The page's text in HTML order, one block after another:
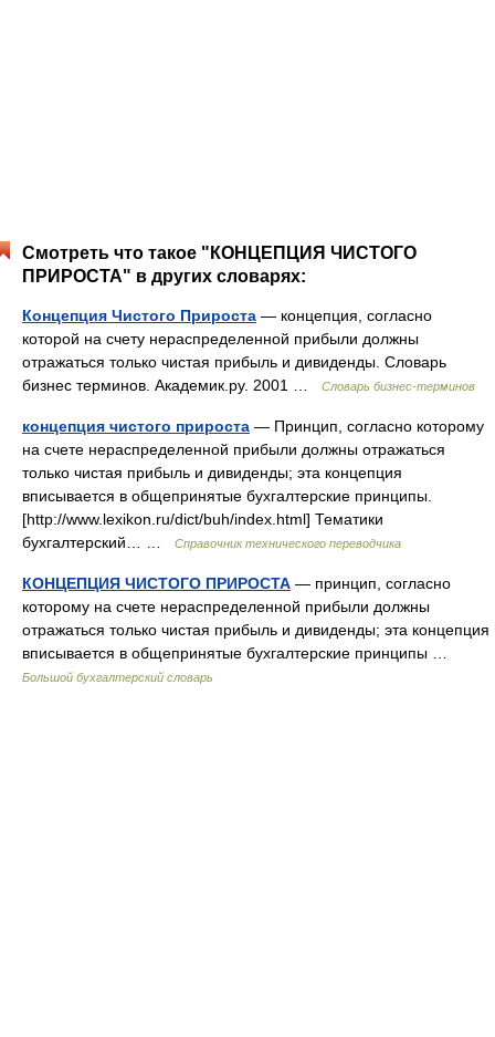
Смотреть что такое "КОНЦЕПЦИЯ ЧИСТОГО
ПРИРОСТА" в других словарях:
Концепция Чистого Прироста — концепция, согласно
которой на счету нераспределенной прибыли должны
отражаться только чистая прибыль и дивиденды. Словарь
бизнес терминов. Академик.ру. 2001 …
Словарь бизнес-терминов
концепция чистого прироста — Принцип, согласно которому
на счете нераспределенной прибыли должны отражаться
только чистая прибыль и дивиденды; эта концепция
вписывается в общепринятые бухгалтерские принципы.
[http://www.lexikon.ru/dict/buh/index.html] Тематики
бухгалтерский… …
Справочник технического переводчика
КОНЦЕПЦИЯ ЧИСТОГО ПРИРОСТА — принцип, согласно
которому на счете нераспределенной прибыли должны
отражаться только чистая прибыль и дивиденды; эта концепция
вписывается в общепринятые бухгалтерские принципы …
Большой бухгалтерский словарь